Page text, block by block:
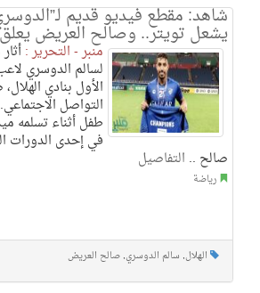
شاهد: مقطع فيديو قديم
يشعل تويتر.. وصالح العريض
منبر - التحرير :
لسالم الدوسري
الأول بنادي
التواصل
طفل أثناء تسلمه
في إحدى الدورات
صالح .. التفاصيل
رياضة
الهلال, سالم الدوسري, صالح العريض